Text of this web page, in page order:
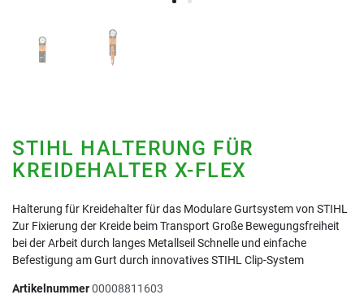
STIHL HALTERUNG FÜR
KREIDEHALTER X-FLEX
Halterung für Kreidehalter für das Modulare Gurtsystem von STIHL
Zur Fixierung der Kreide beim Transport Große Bewegungsfreiheit
bei der Arbeit durch langes Metallseil Schnelle und einfache
Befestigung am Gurt durch innovatives STIHL Clip-System
Artikelnummer00008811603